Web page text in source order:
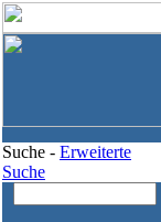
Suche - Erweiterte
Suche